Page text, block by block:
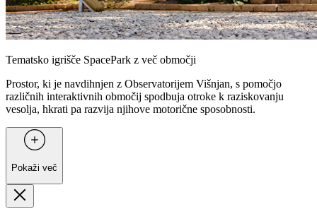
Tematsko igrišče SpacePark z več območji
Prostor, ki je navdihnjen z Observatorijem Višnjan, s pomočjo
različnih interaktivnih območij spodbuja otroke k raziskovanju
vesolja, hkrati pa razvija njihove motorične sposobnosti.
Pokaži več